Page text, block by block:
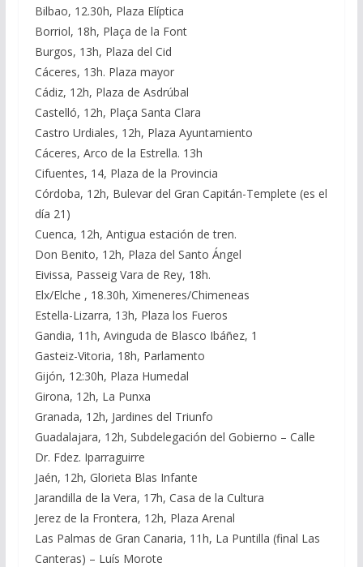
Bilbao, 12.30h, Plaza Elíptica
Borriol, 18h, Plaça de la Font
Burgos, 13h, Plaza del Cid
Cáceres, 13h. Plaza mayor
Cádiz, 12h, Plaza de Asdrúbal
Castelló, 12h, Plaça Santa Clara
Castro Urdiales, 12h, Plaza Ayuntamiento
Cáceres, Arco de la Estrella. 13h
Cifuentes, 14, Plaza de la Provincia
Córdoba, 12h, Bulevar del Gran Capitán-Templete (es el
día 21)
Cuenca, 12h, Antigua estación de tren.
Don Benito, 12h, Plaza del Santo Ángel
Eivissa, Passeig Vara de Rey, 18h.
Elx/Elche , 18.30h, Ximeneres/Chimeneas
Estella-Lizarra, 13h, Plaza los Fueros
Gandia, 11h, Avinguda de Blasco Ibáñez, 1
Gasteiz-Vitoria, 18h, Parlamento
Gijón, 12:30h, Plaza Humedal
Girona, 12h, La Punxa
Granada, 12h, Jardines del Triunfo
Guadalajara, 12h, Subdelegación del Gobierno – Calle
Dr. Fdez. Iparraguirre
Jaén, 12h, Glorieta Blas Infante
Jarandilla de la Vera, 17h, Casa de la Cultura
Jerez de la Frontera, 12h, Plaza Arenal
Las Palmas de Gran Canaria, 11h, La Puntilla (final Las
Canteras) – Luís Morote